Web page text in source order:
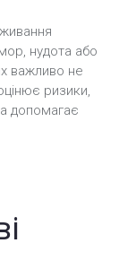
нудота або
важливо не
ризики,
допомагає